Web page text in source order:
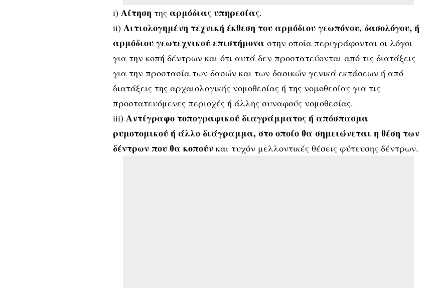
i) Αίτηση της αρμόδιας υπηρεσίας.
ii) Αιτιολογημένη τεχνική έκθεση του αρμόδιου γεωπόνου, δασολόγου, ή
αρμόδιου γεωτεχνικού επιστήμονα στην οποία περιγράφονται οι λόγοι
για την κοπή δέντρων και ότι αυτά δεν προστατεύονται από τις διατάξεις
για την προστασία των δασών και των δασικών γενικά εκτάσεων ή από
διατάξεις της αρχαιολογικής νομοθεσίας ή της νομοθεσίας για τις
προστατευόμενες περιοχές ή άλλης συναφούς νομοθεσίας.
iii) Αντίγραφο τοπογραφικού διαγράμματος ή απόσπασμα
ρυμοτομικού ή άλλο διάγραμμα, στο οποίο θα σημειώνεται η θέση των
δέντρων που θα κοπούνκαι τυχόν μελλοντικές θέσεις φύτευσης δέντρων.